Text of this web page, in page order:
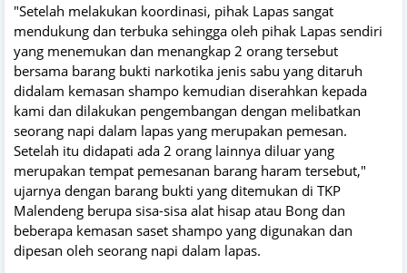
"Setelah melakukan koordinasi, pihak Lapas sangat
mendukung dan terbuka sehingga oleh pihak Lapas sendiri
yang menemukan dan menangkap 2 orang tersebut
bersama barang bukti narkotika jenis sabu yang ditaruh
didalam kemasan shampo kemudian diserahkan kepada
kami dan dilakukan pengembangan dengan melibatkan
seorang napi dalam lapas yang merupakan pemesan.
Setelah itu didapati ada 2 orang lainnya diluar yang
merupakan tempat pemesanan barang haram tersebut,"
ujarnya dengan barang bukti yang ditemukan di TKP
Malendeng berupa sisa-sisa alat hisap atau Bong dan
beberapa kemasan saset shampo yang digunakan dan
dipesan oleh seorang napi dalam lapas.